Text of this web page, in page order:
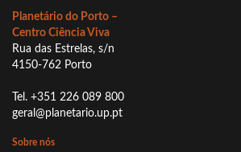
Planetário do Porto –
Centro Ciência Viva
Rua das Estrelas, s/n
4150-762 Porto
Tel. +351 226 089 800
geral@planetario.up.pt
Sobre nós